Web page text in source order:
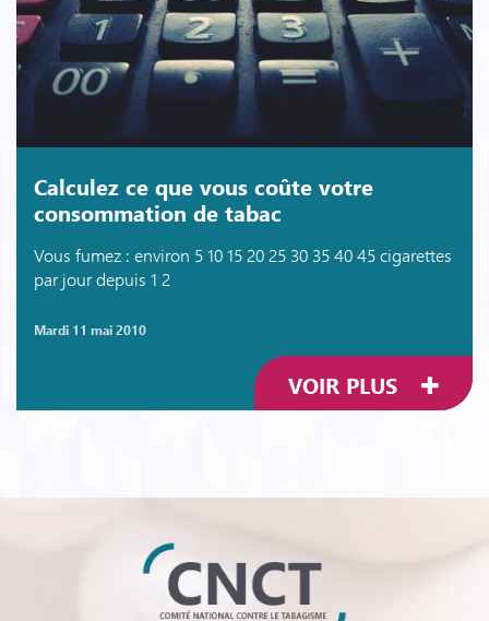
Calculez ce que vous coûte votre
consommation de tabac
Vous fumez : environ 5 10 15 20 25 30 35 40 45 cigarettes
par jour depuis 1 2
mardi 11 mai 2010
VOIR PLUS